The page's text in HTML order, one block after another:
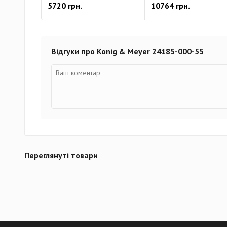
5720 грн. 10764 грн.
Відгуки про Konig & Meyer 24185-000-55
Переглянуті товари